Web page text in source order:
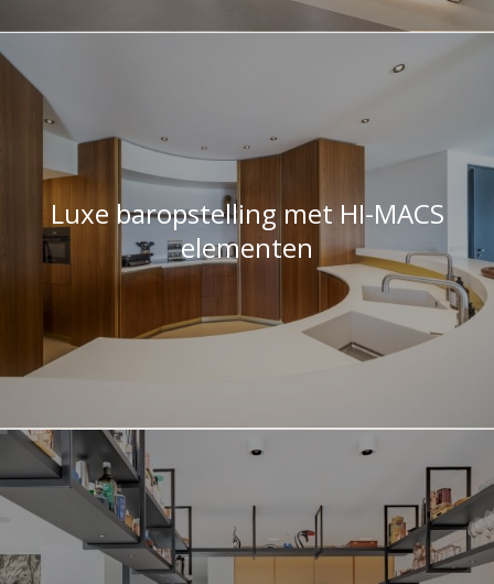
Luxe baropstelling met HI-MACS
elementen
Opstals – Diverse HI-MACS
elementen in koperkleurige keuken